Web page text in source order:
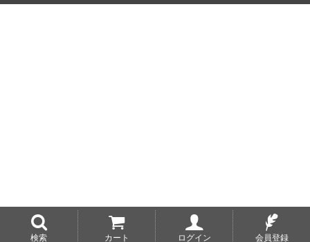
検索 カート ログイン 会員登録